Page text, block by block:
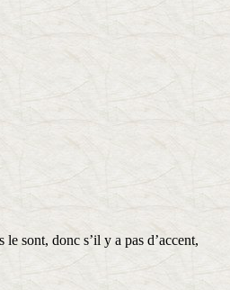
sont, donc s’il y a pas d’accent,